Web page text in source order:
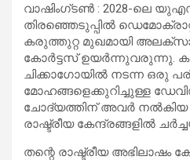
വാഷിംഗ്ടൺ : 2028-ലെ
തിരഞ്ഞെടുപ്പിൽ
കരുത്തുറ്റ മുഖമായി
കോർട്ടസ് ഉയർന്നുവരുന്നു.
ചിക്കാഗോയിൽ നടന്ന ഒരു
മോഹങ്ങളെക്കുറിച്ചുള്ള
ചോദ്യത്തിന് അവർ നൽകിയ
രാഷ്ട്രീയ കേന്ദ്രങ്ങളിൽ
തന്റെ രാഷ്ട്രീയ അഭിലാഷം